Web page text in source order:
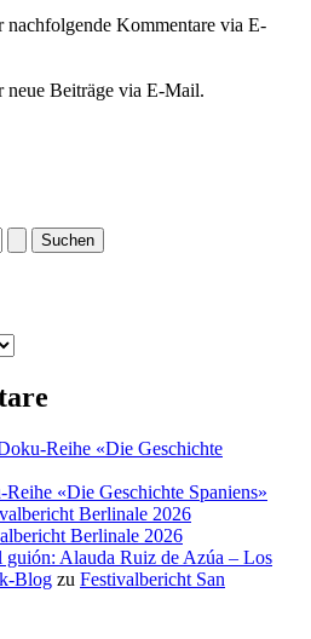
nachfolgende Kommentare via E-
neue Beiträge via E-Mail.
Reihe «Die Geschichte
«Die Geschichte Spaniens»
Berlinale 2026
Berlinale 2026
guión: Alauda Ruiz de Azúa – Los
Blog zu Festivalbericht San